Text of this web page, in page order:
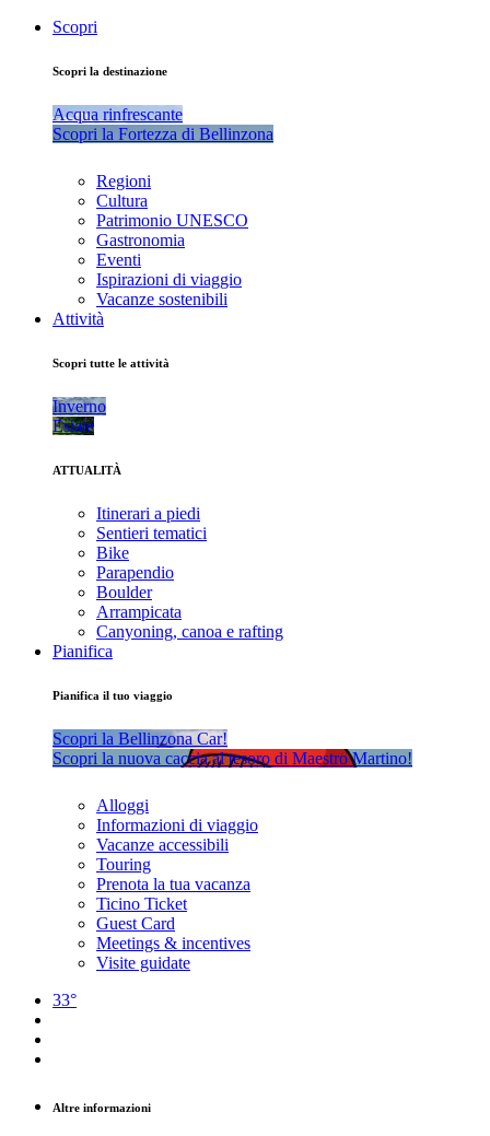
Scopri
Scopri la destinazione
Acqua rinfrescante
Scopri la Fortezza di Bellinzona
Regioni
Cultura
Patrimonio UNESCO
Gastronomia
Eventi
Ispirazioni di viaggio
Vacanze sostenibili
Attività
Scopri tutte le attività
Inverno
Estate
ATTUALITÀ
Itinerari a piedi
Sentieri tematici
Bike
Parapendio
Boulder
Arrampicata
Canyoning, canoa e rafting
Pianifica
Pianifica il tuo viaggio
Scopri la Bellinzona Car!
Scopri la nuova caccia al tesoro di Maestro Martino!
Alloggi
Informazioni di viaggio
Vacanze accessibili
Touring
Prenota la tua vacanza
Ticino Ticket
Guest Card
Meetings & incentives
Visite guidate
33°
Altre informazioni